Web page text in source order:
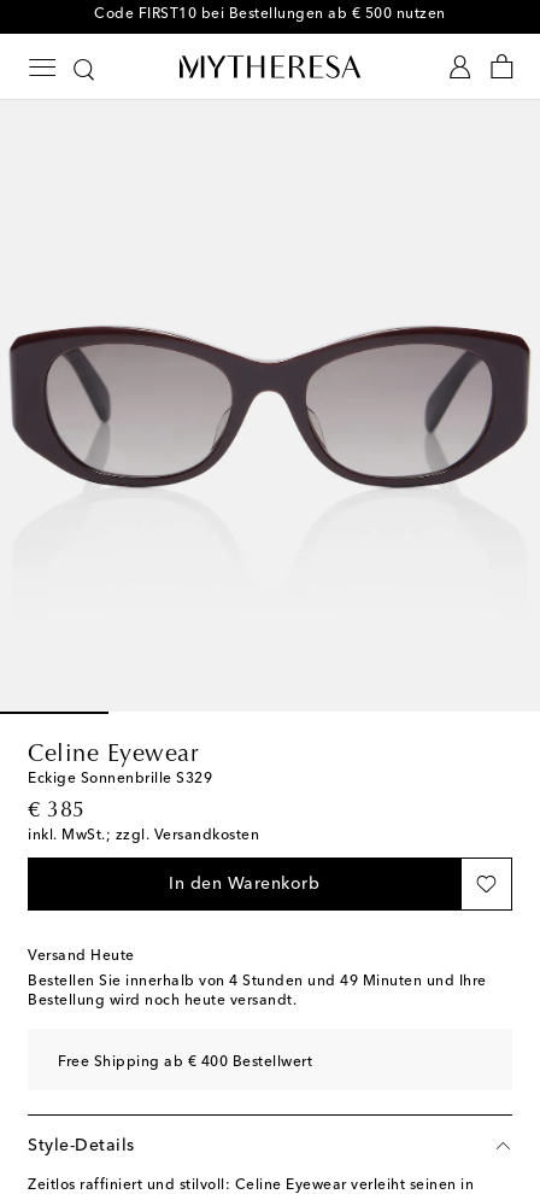
-10 % bei Ihrer ersten Bestellung auf ausgewählte Styles
Celine Eyewear
Eckige Sonnenbrille S329
€ 385
original price
inkl. MwSt.; zzgl. Versandkosten
In den Warenkorb
Versand Heute
Bestellen Sie innerhalb von 4 Stunden und 49 Minuten und Ihre
Bestellung wird noch heute versandt.
Free Shipping ab € 400 Bestellwert
Style-Details
Zeitlos raffiniert und stilvoll: Celine Eyewear verleiht seinen in